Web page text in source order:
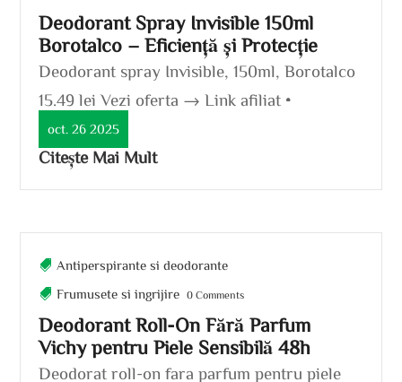
Deodorant Spray Invisible 150ml
Borotalco – Eficiență și Protecție
Deodorant spray Invisible, 150ml, Borotalco
15.49 lei Vezi oferta → Link afiliat •
susținem...
Citește Mai Mult
Deodorant Roll-On Fără Parfum
Vichy pentru Piele Sensibilă 48h
oct. 26 2025
Antiperspirante si deodorante
Frumusete si ingrijire 0 Comments
Deodorat roll-on fara parfum pentru piele